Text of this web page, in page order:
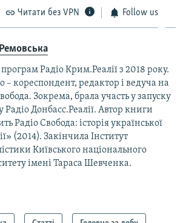
Читати без VPN Follow us
Радіо Крим.Реалії з 2018 року.
– кореспондент, редактор і ведуча на
Зокрема, брала участь у запуску
Радіо Донбасс.Реалії. Автор книги
Радіо Свобода: iсторія української
(2014). Закінчила Інститут
Київського національного
імені Тараса Шевченка.